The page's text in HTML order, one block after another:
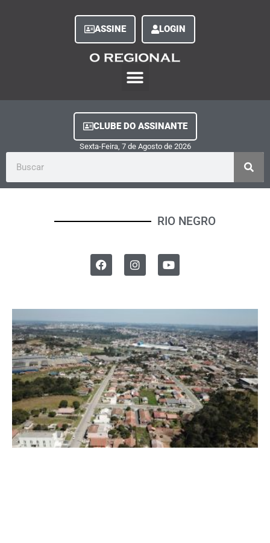
ASSINE LOGIN
CLUBE DO ASSINANTE
Sexta-Feira, 7de Agostode 2026
RIO NEGRO